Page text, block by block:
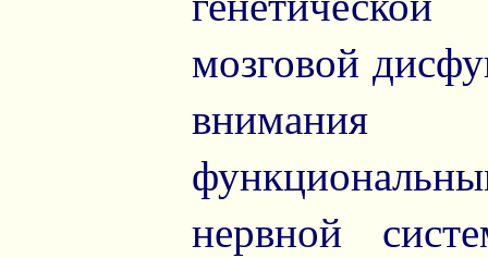
мозговой
внимания
нервной